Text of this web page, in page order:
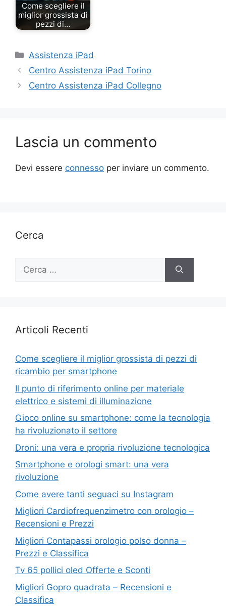
Come scegliere il
miglior grossista di
pezzi di…
Categorie
Assistenza iPad
Centro Assistenza iPad Torino
Centro Assistenza iPad Collegno
Lascia un commento
Devi essere connesso per inviare un commento.
Cerca
Ricerca
Articoli Recenti
Come scegliere il miglior grossista di pezzi di
ricambio per smartphone
Il punto di riferimento online per materiale
elettrico e sistemi di illuminazione
Gioco online su smartphone: come la tecnologia
ha rivoluzionato il settore
Droni: una vera e propria rivoluzione tecnologica
Smartphone e orologi smart: una vera
rivoluzione
Come avere tanti seguaci su Instagram
Migliori Cardiofrequenzimetro con orologio –
Recensioni e Prezzi
Migliori Contapassi orologio polso donna –
Prezzi e Classifica
Tv 65 pollici oled Offerte e Sconti
Migliori Gopro quadrata – Recensioni e
Classifica